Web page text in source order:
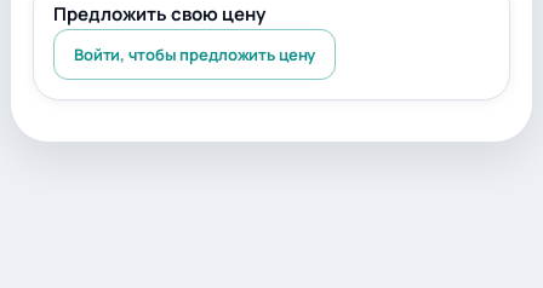
Предложить свою цену
Войти, чтобы предложить цену